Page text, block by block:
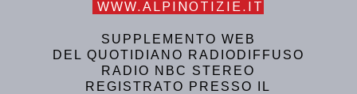
WWW.ALPINOTIZIE.IT
SUPPLEMENTO WEB
DEL QUOTIDIANO RADIODIFFUSO
RADIO NBC STEREO
REGISTRATO PRESSO IL